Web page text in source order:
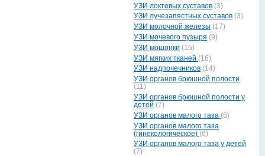
УЗИ локтевых суставов (3)
УЗИ лучезапястных суставов (3)
УЗИ молочной железы (17)
УЗИ мочевого пузыря (9)
УЗИ мошонки (15)
УЗИ мягких тканей (16)
УЗИ надпочечников (14)
УЗИ органов брюшной полости
(11)
УЗИ органов брюшной полости у
детей (7)
УЗИ органов малого таза (8)
УЗИ органов малого таза
(гинекологическое) (6)
УЗИ органов малого таза у детей
(7)